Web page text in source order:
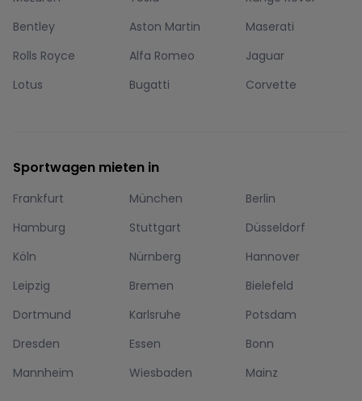
Bentley
Aston Martin
Maserati
Rolls Royce
Alfa Romeo
Jaguar
Lotus
Bugatti Corvette
Sportwagen mieten in
Frankfurt München
Berlin
Hamburg
Stuttgart
Düsseldorf
Köln
Nürnberg
Hannover
Leipzig
Bremen
Bielefeld
Dortmund
Karlsruhe
Potsdam
Dresden
Essen
Bonn
Mannheim
Wiesbaden Mainz